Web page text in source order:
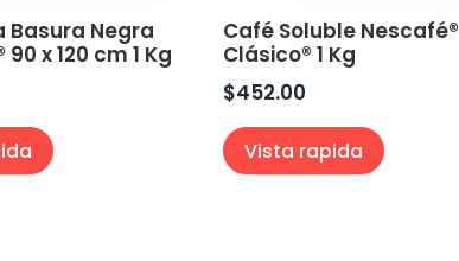
Basura Negra
x 120 cm 1 Kg
Café Soluble Nescafé®
Clásico® 1 Kg
$452.00
Vista rapida